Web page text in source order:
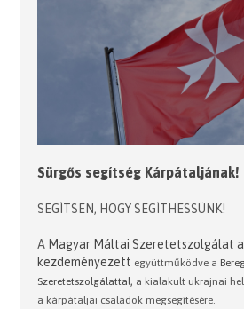
Sürgős segítség Kárpátaljának!
SEGÍTSEN, HOGY SEGÍTHESSÜNK!
A Magyar Máltai Szeretetszolgálat
kezdeményezett együttműködve a
Szeretetszolgálattal, a kialakult ukrajnai
a kárpátaljai családok megsegítésére